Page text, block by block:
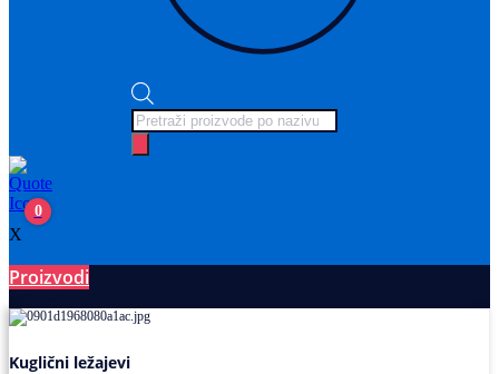
Products
search
0
X
Proizvodi
Kuglični ležajevi